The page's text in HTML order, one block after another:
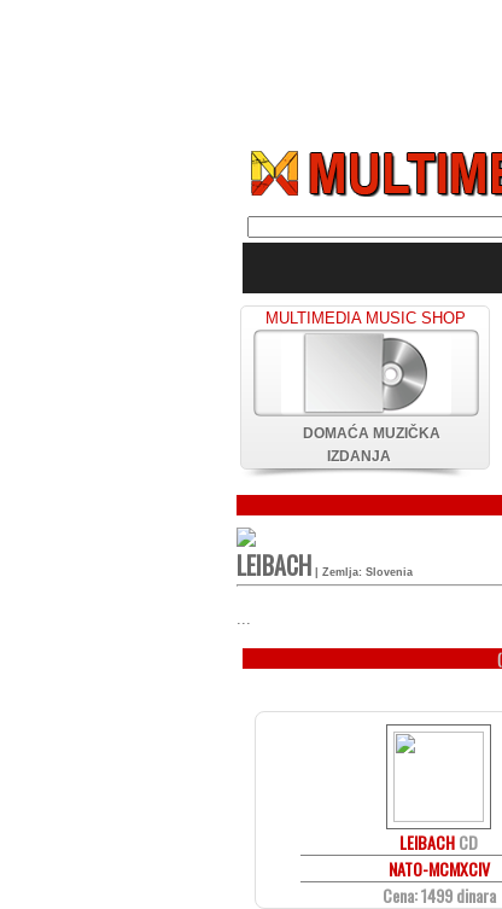
MULTIMEDIA MUSIC SHOP
DOMAĆA MUZIČKA
IZDANJA
LEIBACH | Zemlja: Slovenia
...
LEIBACHCD
NATO-MCMXCIV
Cena: 1499 dinara